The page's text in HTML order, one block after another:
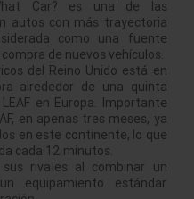
Car? es una de las
autos con más trayectoria
como una fuente
de nuevos vehículos.
del Reino Unido está en
alrededor de una quinta
en Europa. Importante
en apenas tres meses, ya
en este continente, lo que
cada 12 minutos.
rivales al combinar un
equipamiento estándar